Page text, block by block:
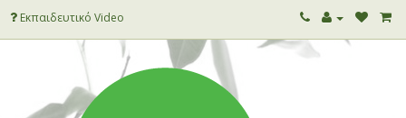
Εκπαιδευτικό Video